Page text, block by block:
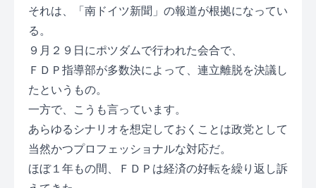
それは、「南ドイツ新聞」の報道が根拠になってい
る。
９月２９日にポツダムで行われた会合で、
ＦＤＰ指導部が多数決によって、連立離脱を決議し
たというもの。
一方で、こうも言っています。
あらゆるシナリオを想定しておくことは政党として
当然かつプロフェッショナルな対応だ。
ほぼ１年もの間、ＦＤＰは経済の好転を繰り返し訴